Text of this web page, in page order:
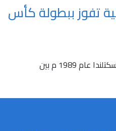
تفوز ببطولة كأس
المملكة العربية السعودية في اسكتلندا عام 1989 م بين